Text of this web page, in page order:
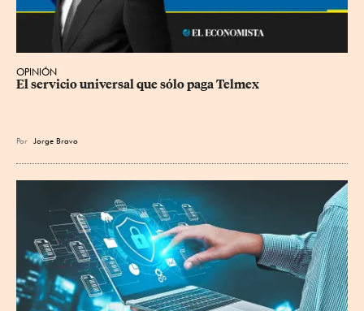
OPINIÓN
El servicio universal que sólo paga Telmex
Por Jorge Bravo